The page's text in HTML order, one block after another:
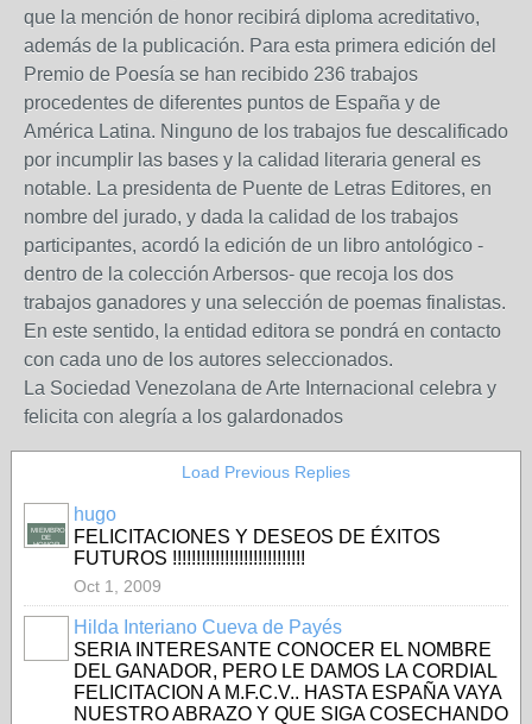
que la mención de honor recibirá diploma acreditativo,
además de la publicación. Para esta primera edición del
Premio de Poesía se han recibido 236 trabajos
procedentes de diferentes puntos de España y de
América Latina. Ninguno de los trabajos fue descalificado
por incumplir las bases y la calidad literaria general es
notable. La presidenta de Puente de Letras Editores, en
nombre del jurado, y dada la calidad de los trabajos
participantes, acordó la edición de un libro antológico -
dentro de la colección Arbersos- que recoja los dos
trabajos ganadores y una selección de poemas finalistas.
En este sentido, la entidad editora se pondrá en contacto
con cada uno de los autores seleccionados.
La Sociedad Venezolana de Arte Internacional celebra y
felicita con alegría a los galardonados
Load Previous Replies
MIEMBRO
DE
HONOR
hugo
FELICITACIONES Y DESEOS DE ÉXITOS
FUTUROS !!!!!!!!!!!!!!!!!!!!!!!!!!!!
Oct 1, 2009
Hilda Interiano Cueva de Payés
SERIA INTERESANTE CONOCER EL NOMBRE
DEL GANADOR, PERO LE DAMOS LA CORDIAL
FELICITACION A M.F.C.V.. HASTA ESPAÑA VAYA
NUESTRO ABRAZO Y QUE SIGA COSECHANDO